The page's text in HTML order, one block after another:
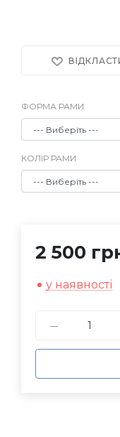
ФОРМА РАМИ
КОЛІР РАМИ
2 500
у наявності